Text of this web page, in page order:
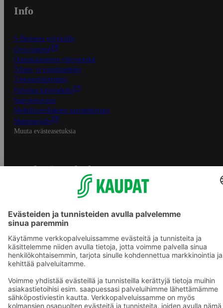
Info
S-Business yrityksille
Oiva-raportit
Osuuskauppojen yhteystiedot
Tilaus- ja toimitusehdot
Tietosuojakäytäntö
Palvelun käyttöehdot
Saavutettavuus
Mobiilisovelluksen saavutettavuus
Mainostajalle
Muuta evästeasetuksia
S-ryhmän palvelut
Yhteishyvä Ruoka -sovellus
Prisma.fi
Sokos.fi
S-Pankki
Sokos Hotels
Raflaamo